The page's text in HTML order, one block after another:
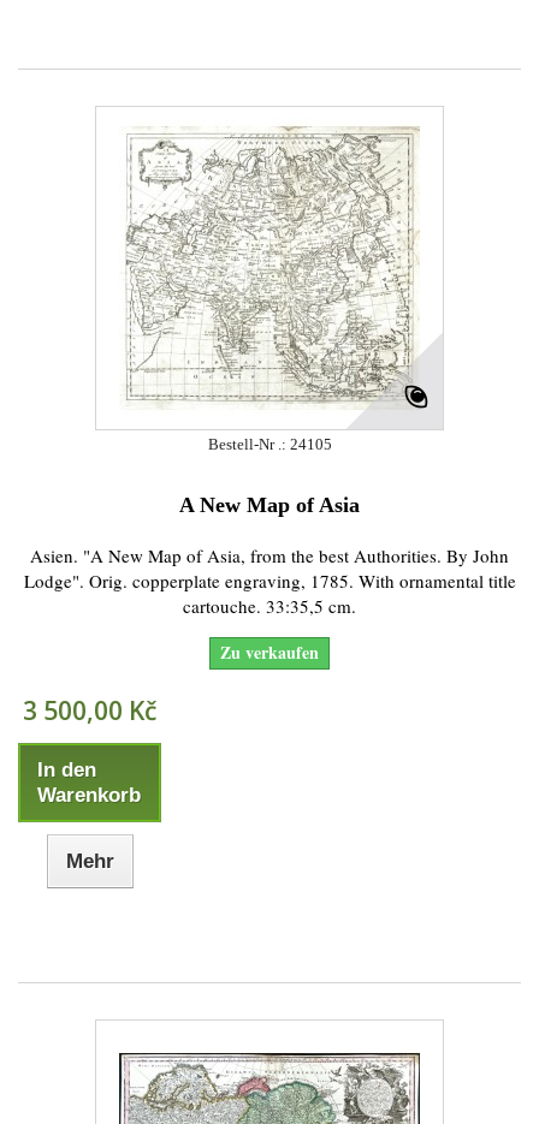
Bestell-Nr .: 24105
A New Map of Asia
Asien. "A New Map of Asia, from the best Authorities. By John
Lodge". Orig. copperplate engraving, 1785. With ornamental title
cartouche. 33:35,5 cm.
Zu verkaufen
3 500,00 Kč
In den
Warenkorb
Mehr